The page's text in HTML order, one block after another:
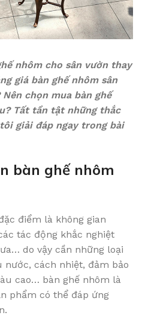
nhôm cho sân vườn thay
giá bàn ghế nhôm sân
chọn mua bàn ghế
Tất tần tật những thắc
giải đáp ngay trong bài
bàn ghế nhôm
điểm là không gian
tác động khắc nghiệt
do vậy cần những loại
nước, cách nhiệt, đảm bảo
cao… bàn ghế nhôm là
phẩm có thể đáp ứng